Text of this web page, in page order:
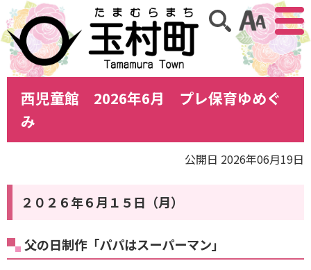
アクセ
サイト内検索
西児童館 2026年6月 プレ保育ゆめぐ
み
公開日 2026年06月19日
２０２６年６月１５日（月）
父の日制作「パパはスーパーマン」